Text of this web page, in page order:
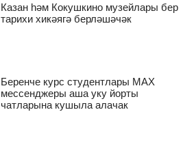
Казан һәм Кокушкино музейлары бер
тарихи хикәягә берләшәчәк
Беренче курс студентлары MAX
мессенджеры аша уку йорты
чатларына кушыла алачак